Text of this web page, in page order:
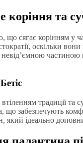
коріння та
сягає корінням у
оскільки
частиною
традиції
забезпечують
ідеально